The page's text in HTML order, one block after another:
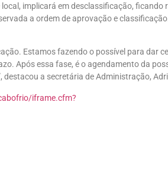
implicará em desclassificação, ficando
a ordem de aprovação e
Estamos fazendo o possível para dar
Após essa fase, é o agendamento da
a secretária de Administração,
iframe.cfm?